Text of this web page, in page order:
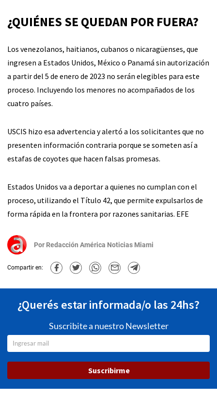
¿QUIÉNES SE QUEDAN POR FUERA?
Los venezolanos, haitianos, cubanos o nicaragüenses, que
ingresen a Estados Unidos, México o Panamá sin autorización
a partir del 5 de enero de 2023 no serán elegibles para este
proceso. Incluyendo los menores no acompañados de los
cuatro países.
USCIS hizo esa advertencia y alertó a los solicitantes que no
presenten información contraria porque se someten así a
estafas de coyotes que hacen falsas promesas.
Estados Unidos va a deportar a quienes no cumplan con el
proceso, utilizando el Título 42, que permite expulsarlos de
forma rápida en la frontera por razones sanitarias. EFE
Por Redacción América Noticias Miami
Compartir en:
¿Querés estar informada/o las 24hs?
Suscribite a nuestro Newsletter
Suscribirme